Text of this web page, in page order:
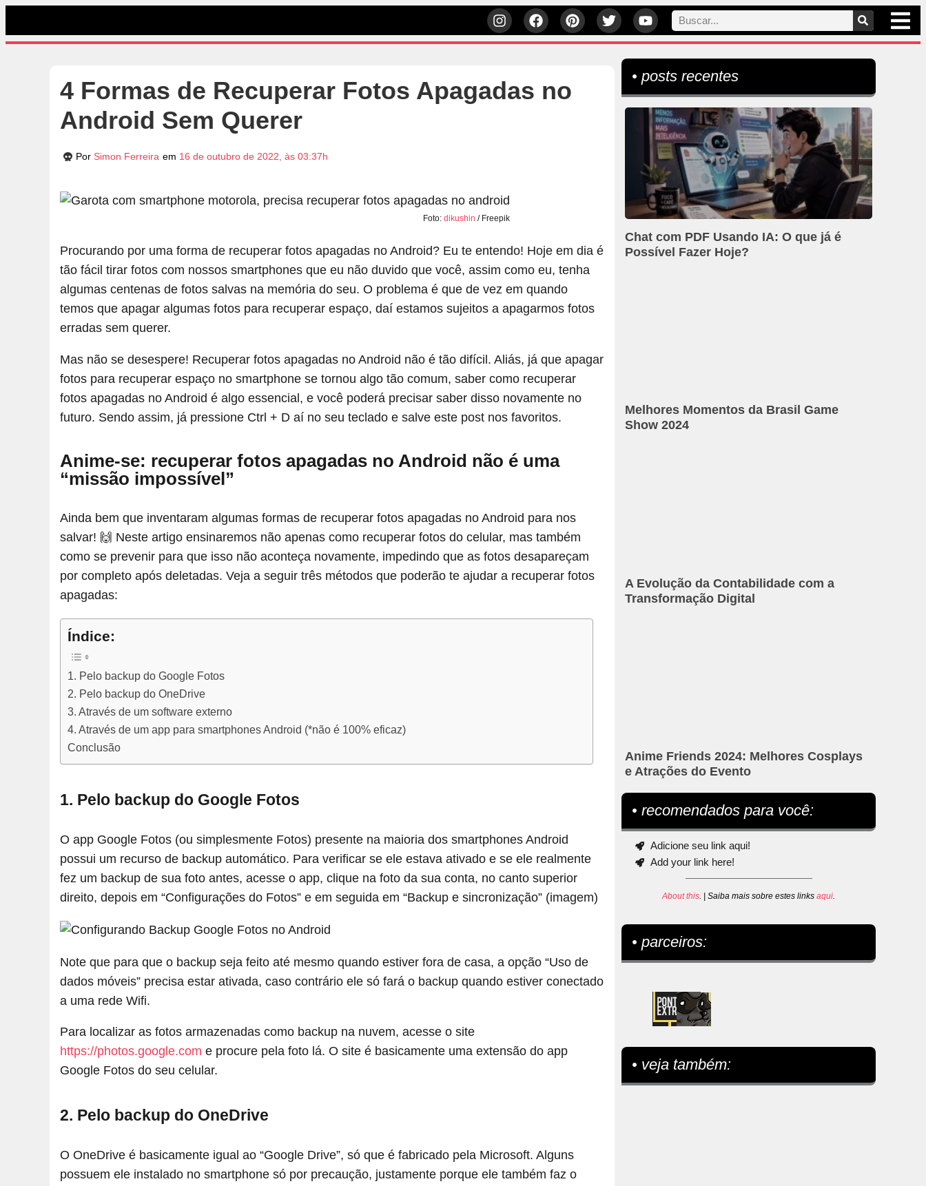
4 Formas de Recuperar Fotos Apagadas no
Android Sem Querer
Por Simon Ferreira em 16 de outubro de 2022, às 03:37h
Foto: dikushin / Freepik
Procurando por uma forma de recuperar fotos apagadas no Android? Eu te entendo! Hoje em dia é
tão fácil tirar fotos com nossos smartphones que eu não duvido que você, assim como eu, tenha
algumas centenas de fotos salvas na memória do seu. O problema é que de vez em quando
temos que apagar algumas fotos para recuperar espaço, daí estamos sujeitos a apagarmos fotos
erradas sem querer.
Mas não se desespere! Recuperar fotos apagadas no Android não é tão difícil. Aliás, já que apagar
fotos para recuperar espaço no smartphone se tornou algo tão comum, saber como recuperar
fotos apagadas no Android é algo essencial, e você poderá precisar saber disso novamente no
futuro. Sendo assim, já pressione Ctrl + D aí no seu teclado e salve este post nos favoritos.
Anime-se: recuperar fotos apagadas no Android não é uma
“missão impossível”
Ainda bem que inventaram algumas formas de recuperar fotos apagadas no Android para nos
salvar! 🙌 Neste artigo ensinaremos não apenas como recuperar fotos do celular, mas também
como se prevenir para que isso não aconteça novamente, impedindo que as fotos desapareçam
por completo após deletadas. Veja a seguir três métodos que poderão te ajudar a recuperar fotos
apagadas:
Índice:
1. Pelo backup do Google Fotos
2. Pelo backup do OneDrive
3. Através de um software externo
4. Através de um app para smartphones Android (*não é 100% eficaz)
Conclusão
1. Pelo backup do Google Fotos
O app Google Fotos (ou simplesmente Fotos) presente na maioria dos smartphones Android
possui um recurso de backup automático. Para verificar se ele estava ativado e se ele realmente
fez um backup de sua foto antes, acesse o app, clique na foto da sua conta, no canto superior
direito, depois em “Configurações do Fotos” e em seguida em “Backup e sincronização” (imagem)
Note que para que o backup seja feito até mesmo quando estiver fora de casa, a opção “Uso de
dados móveis” precisa estar ativada, caso contrário ele só fará o backup quando estiver conectado
a uma rede Wifi.
Para localizar as fotos armazenadas como backup na nuvem, acesse o site
https://photos.google.com e procure pela foto lá. O site é basicamente uma extensão do app
Google Fotos do seu celular.
2. Pelo backup do OneDrive
O OneDrive é basicamente igual ao “Google Drive”, só que é fabricado pela Microsoft. Alguns
possuem ele instalado no smartphone só por precaução, justamente porque ele também faz o
• posts recentes
Chat com PDF Usando IA: O que já é
Possível Fazer Hoje?
Melhores Momentos da Brasil Game
Show 2024
A Evolução da Contabilidade com a
Transformação Digital
Anime Friends 2024: Melhores Cosplays
e Atrações do Evento
• recomendados para você:
Adicione seu link aqui!
Add your link here!
About this. | Saiba mais sobre estes linksaqui.
• parceiros:
• veja também: